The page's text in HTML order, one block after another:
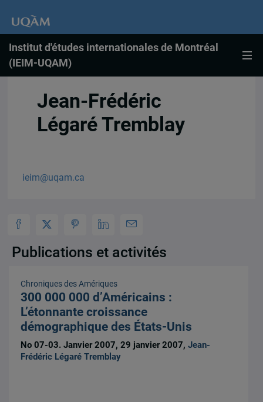
Institut d'études internationales de Montréal
(IEIM-UQAM)
Jean-Frédéric
Légaré Tremblay
ieim@uqam.ca
Publications et activités
Chroniques des Amériques
300 000 000 d’Américains :
L’étonnante croissance
démographique des États-Unis
No 07-03. Janvier 2007, 29 janvier 2007,Jean-
Frédéric Légaré Tremblay